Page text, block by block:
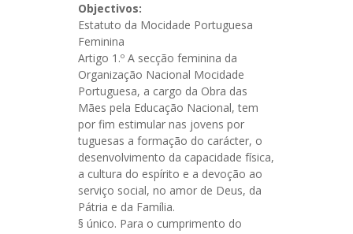
Objectivos:
Estatuto da Mocidade Portuguesa
Feminina
Artigo 1.º A secção feminina da
Organização Nacional Mocidade
Portuguesa, a cargo da Obra das
Mães pela Educação Nacional, tem
por fim estimular nas jovens por
tuguesas a formação do carácter, o
desenvolvimento da capacidade física,
a cultura do espírito e a devoção ao
serviço social, no amor de Deus, da
Pátria e da Família.
§ único. Para o cumprimento do